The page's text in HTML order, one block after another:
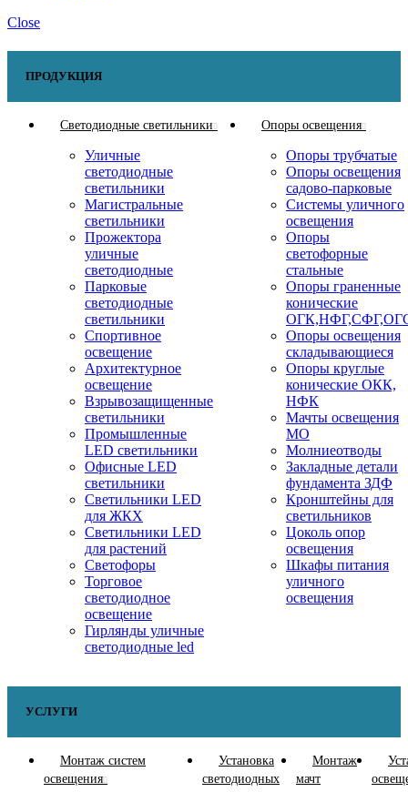
Close
ПРОДУКЦИЯ
Светодиодные светильники
Уличные
светодиодные
светильники
Магистральные
светильники
Прожектора
уличные
светодиодные
Парковые
светодиодные
светильники
Спортивное
освещение
Архитектурное
освещение
Взрывозащищенные
светильники
Промышленные
LED светильники
Офисные LED
светильники
Cветильники LED
для ЖКХ
Светильники LED
для растений
Светофоры
Торговое
светодиодное
освещение
Гирлянды уличные
светодиодные led
Опоры освещения
Опоры трубчатые
Опоры освещения
садово-парковые
Системы уличного
освещения
Опоры
светофорные
стальные
Опоры граненные
конические
Опоры освещения
складывающиеся
Опоры круглые
конические ОКК,
НФК
Мачты освещения
МО
Молниеотводы
Закладные детали
фундамента ЗДФ
Кронштейны для
светильников
Цоколь опор
освещения
Шкафы питания
уличного
освещения
УСЛУГИ
Монтаж систем
освещения
Установка
светодиодных
Монтаж
мачт